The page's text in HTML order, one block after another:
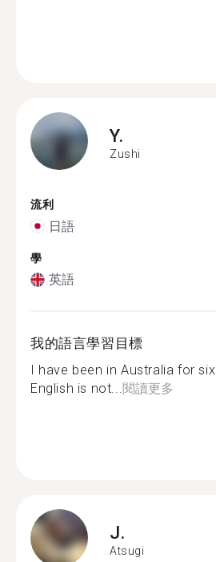
Y.
Zushi
流利
日語
學
英語
我的語言學習目標
I have been in Australia for
English is not...閱讀更多
J.
Atsugi